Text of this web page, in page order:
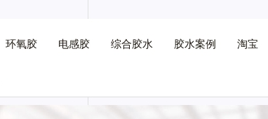
环氧胶 电感胶 综合胶水 胶水案例 淘宝